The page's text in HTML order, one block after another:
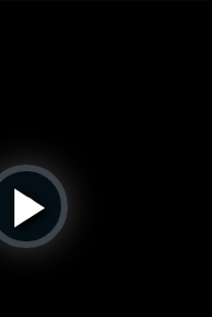
Play